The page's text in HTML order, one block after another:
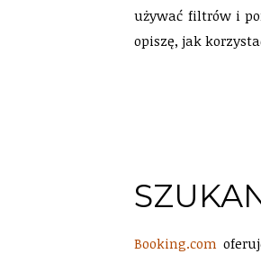
używać filtrów i
opiszę, jak
Booking.com